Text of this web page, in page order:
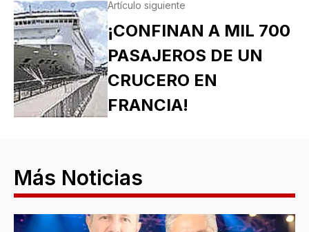
Artículo siguiente
¡CONFINAN A MIL 700
PASAJEROS DE UN
CRUCERO EN
FRANCIA!
Más Noticias